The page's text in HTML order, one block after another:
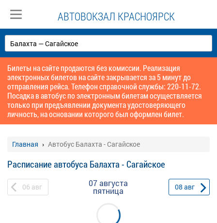
АВТОВОКЗАЛ КРАСНОЯРСК
Билеты на сайте продаются без комиссии. Реализация
электронных билетов на сайте закрывается за 5 минут до
отправления рейса. Телефон справочной службы: 220-11-72.
Посадка в автобус по электронным билетам осуществляется
только при предъявлении документа удостоверяющего
личность, на основании которого был оформлен билет.
Главная Автобус Балахта - Сагайское
Расписание автобуса Балахта - Сагайское
06 авг 07 августа
пятница 08 авг